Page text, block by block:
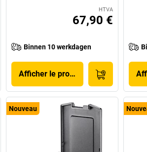
HTVA
67,90 €
Binnen 10 werkdagen
Afficher le produit
Nouveau